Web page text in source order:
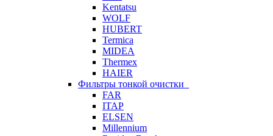
Kentatsu
WOLF
HUBERT
Termica
MIDEA
Thermex
HAIER
Фильтры тонкой очистки
FAR
ITAP
ELSEN
Millennium